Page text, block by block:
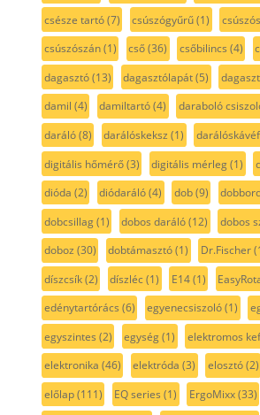
csésze tartó(7) csúszógyűrű(1)
csúszószán(1) cső(36) csőbilincs (4)
dagasztó(13) dagasztólapát(5)
damil (4) damiltartó(4) daraboló
daráló(8) darálóskeksz (1)
digitális hőmérő(3) digitális mérleg(1)
dióda (2) diódaráló(4) dob(9)
dobcsillag(1) dobos daráló(12) dobos
doboz (30) dobtámasztó(1) Dr.Fischer
díszcsík(2) díszléc(1) E14(1)
edénytartórács (6) egyenecsiszoló(1)
egyszintes (2) egység(1) elektromos
elektronika (46) elektróda (3) elosztó(2)
előlap(111) EQ series (1) ErgoMixx(33)